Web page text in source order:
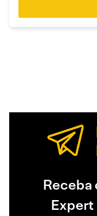
Receba
Expert